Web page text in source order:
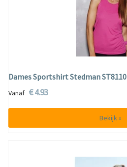
Dames Sportshirt Stedman ST8110
Vanaf € 4.93
Bekijk »